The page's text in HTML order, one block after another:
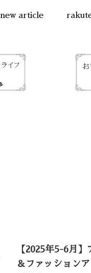
new article
【2025年5-6月
＆ファッション